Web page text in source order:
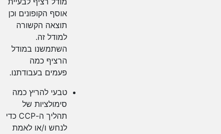
אוסף הקופונים וכן
תוצאה הקשורה
למודל זה.
השתמשנו במודל
הרציף כמה
פעמים בעבודתנו.
טבעי להריץ כמה
סימולציות של
תהליך ה-CCP כדי
לנחש ו/או לאמת